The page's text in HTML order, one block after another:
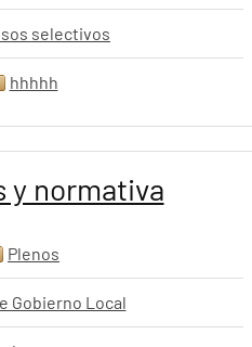
selectivos
hhhhh
y normativa
Plenos
Gobierno Local